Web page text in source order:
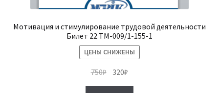
Мотивация и стимулирование трудовой деятельности
Билет 22 ТМ-009/1-155-1
ЦЕНЫ СНИЖЕНЫ
750₽ Первоначальная
цена
320₽
цена: